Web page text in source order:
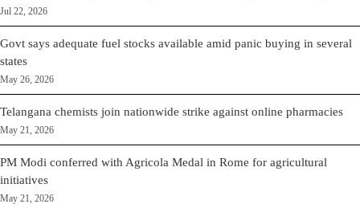
Jul 22, 2026
Govt says adequate fuel stocks available amid panic buying in several
states
May 26, 2026
Telangana chemists join nationwide strike against online pharmacies
May 21, 2026
PM Modi conferred with Agricola Medal in Rome for agricultural
initiatives
May 21, 2026